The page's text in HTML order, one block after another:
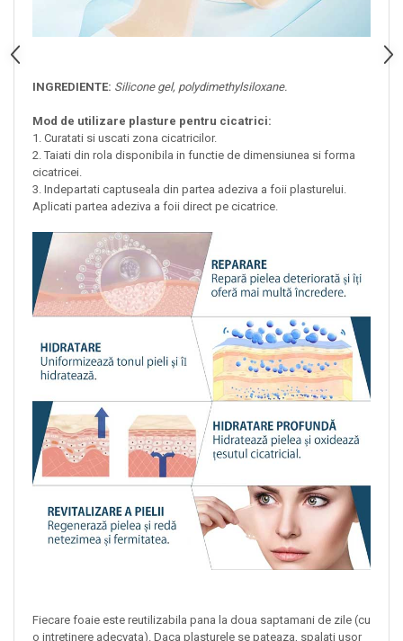
INGREDIENTE: Silicone gel, polydimethylsiloxane.
Mod de utilizare plasture pentru cicatrici:
1. Curatati si uscati zona cicatricilor.
2. Taiati din rola disponibila in functie de dimensiunea si forma
cicatricei.
3. Indepartati captuseala din partea adeziva a foii plasturelui.
Aplicati partea adeziva a foii direct pe cicatrice.
Fiecare foaie este reutilizabila pana la doua saptamani de zile (cu
o intretinere adecvata). Daca plasturele se pateaza, spalati usor